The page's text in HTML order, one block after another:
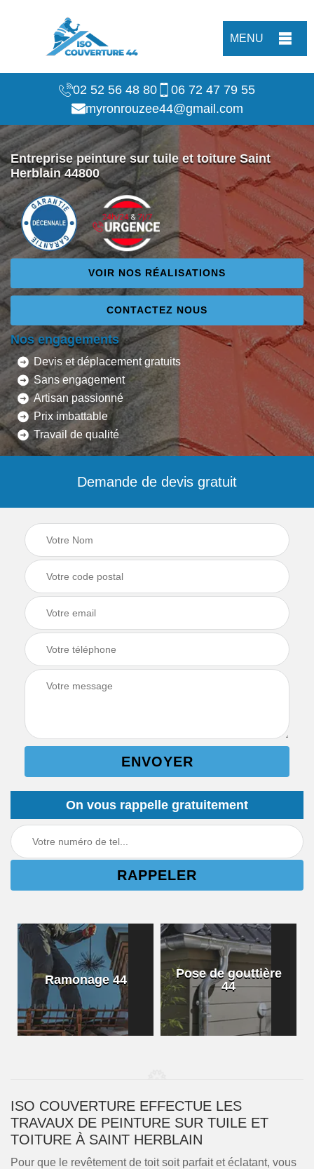
MENU
02 52 56 48 80
06 72 47 79 55
myronrouzee44@gmail.com
Entreprise peinture sur tuile et toiture Saint
Herblain 44800
VOIR NOS RÉALISATIONS
CONTACTEZ NOUS
Nos engagements
Devis et déplacement gratuits
Sans engagement
Artisan passionné
Prix imbattable
Travail de qualité
Demande de devis gratuit
On vous rappelle gratuitement
Ramonage 44
Pose de gouttière
44
ISO COUVERTURE EFFECTUE LES
TRAVAUX DE PEINTURE SUR TUILE ET
TOITURE À SAINT HERBLAIN
Pour que le revêtement de toit soit parfait et éclatant, vous